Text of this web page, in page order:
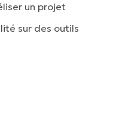
un projet
sur des outils